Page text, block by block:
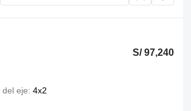
S/ 97,240
del eje 4x2